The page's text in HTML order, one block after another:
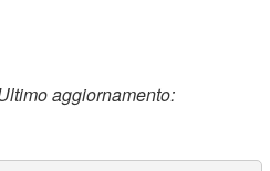
aggiornamento: